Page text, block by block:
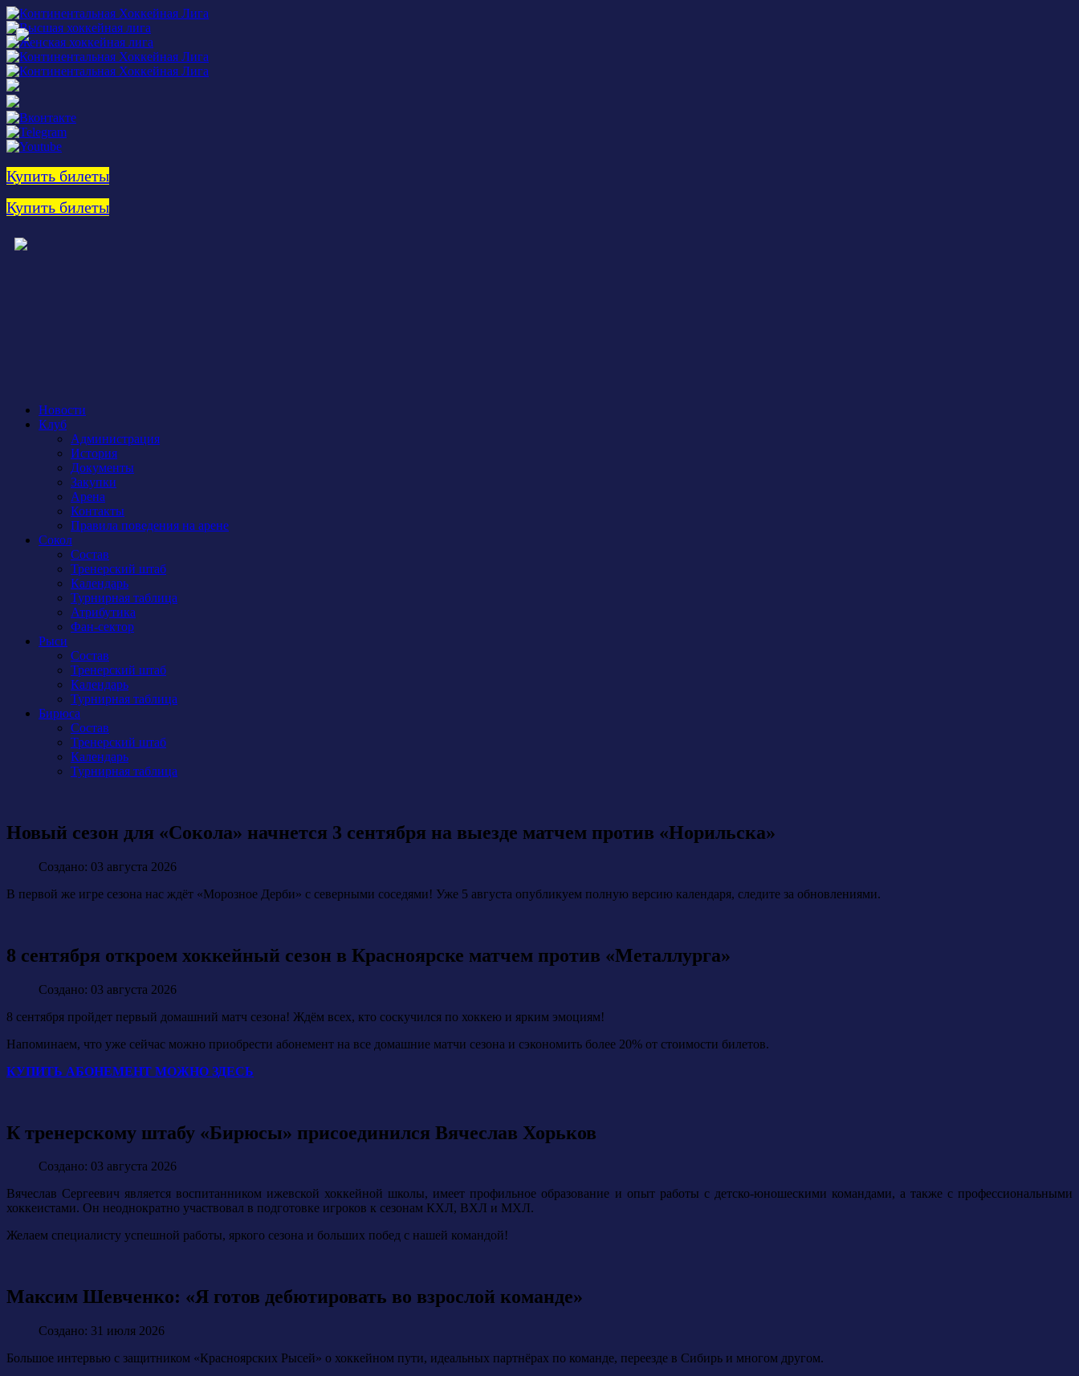
Купить билеты
Купить билеты
Новости
Клуб
Администрация
История
Документы
Закупки
Арена
Контакты
Правила поведения на арене
Сокол
Состав
Тренерский штаб
Календарь
Турнирная таблица
Атрибутика
Фан-сектор
Рыси
Состав
Тренерский штаб
Календарь
Турнирная таблица
Бирюса
Состав
Тренерский штаб
Календарь
Турнирная таблица
Новый сезон для «Сокола» начнется 3 сентября на выезде матчем против «Норильска»
Создано: 03 августа 2026
В первой же игре сезона нас ждёт «Морозное Дерби» с северными соседями! Уже 5 августа опубликуем полную версию календаря, следите за обновлениями.
8 сентября откроем хоккейный сезон в Красноярске матчем против «Металлурга»
Создано: 03 августа 2026
8 сентября пройдет первый домашний матч сезона! Ждём всех, кто соскучился по хоккею и ярким эмоциям!
Напоминаем, что уже сейчас можно приобрести абонемент на все домашние матчи сезона и сэкономить более 20% от стоимости билетов.
КУПИТЬ АБОНЕМЕНТ МОЖНО ЗДЕСЬ
К тренерскому штабу «Бирюсы» присоединился Вячеслав Хорьков
Создано: 03 августа 2026
Вячеслав Сергеевич является воспитанником ижевской хоккейной школы, имеет профильное образование и опыт работы с детско-юношескими командами, а также с профессиональными
хоккеистами. Он неоднократно участвовал в подготовке игроков к сезонам КХЛ, ВХЛ и МХЛ.
Желаем специалисту успешной работы, яркого сезона и больших побед с нашей командой!
Максим Шевченко: «Я готов дебютировать во взрослой команде»
Создано: 31 июля 2026
Большое интервью с защитником «Красноярских Рысей» о хоккейном пути, идеальных партнёрах по команде, переезде в Сибирь и многом другом.